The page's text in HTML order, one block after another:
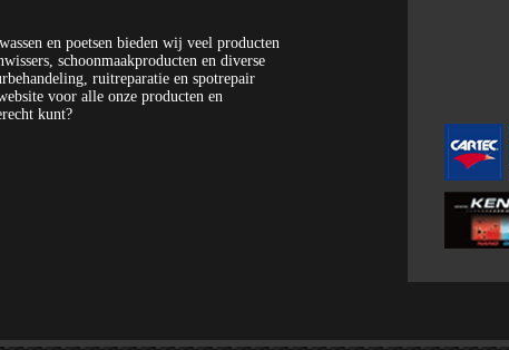
en poetsen bieden wij veel producten
schoonmaakproducten en diverse
ruitreparatie en spotrepair
voor alle onze producten en
kunt?